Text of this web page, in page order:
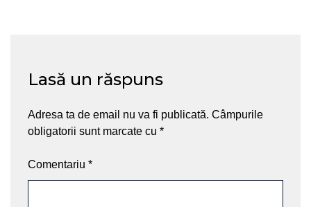
Lasă un răspuns
Adresa ta de email nu va fi publicată. Câmpurile
obligatorii sunt marcate cu *
Comentariu *